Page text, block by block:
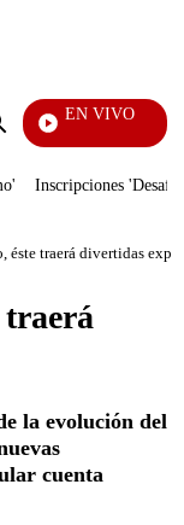
Enviar
EN VIVO
A Día
Inscripciones
éste traerá divertidas
traerá
la evolución del
cuenta